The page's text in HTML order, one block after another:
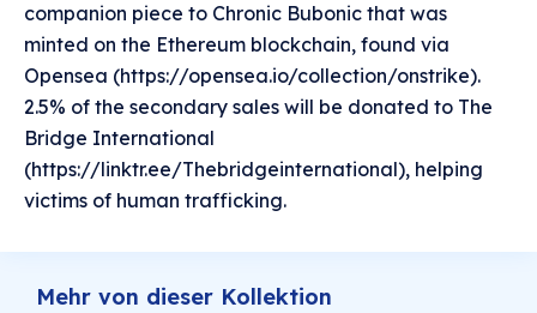
companion piece to Chronic Bubonic that was
minted on the Ethereum blockchain, found via
Opensea (https://opensea.io/collection/onstrike).
2.5% of the secondary sales will be donated to The
Bridge International
(https://linktr.ee/Thebridgeinternational), helping
victims of human trafficking.
Mehr von dieser Kollektion